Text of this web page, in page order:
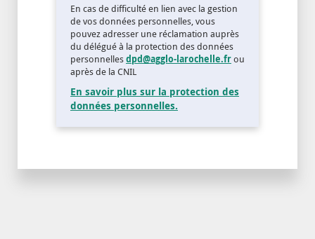
En cas de difficulté en lien avec la gestion
de vos données personnelles, vous
pouvez adresser une réclamation auprès
du délégué à la protection des données
personnellesdpd@agglo-larochelle.frou
après de la CNIL
En savoir plus sur la protection des
données personnelles.